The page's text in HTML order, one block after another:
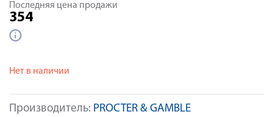
Производитель: PROCTER & GAMBLE
Последняя цена продажи
354
Нет в наличии